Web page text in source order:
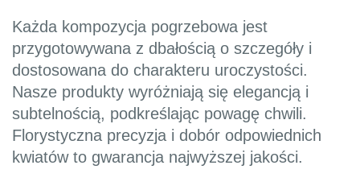
Każda kompozycja pogrzebowa jest
przygotowywana z dbałością o szczegóły i
dostosowana do charakteru uroczystości.
Nasze produkty wyróżniają się elegancją i
subtelnością, podkreślając powagę chwili.
Florystyczna precyzja i dobór odpowiednich
kwiatów to gwarancja najwyższej jakości.